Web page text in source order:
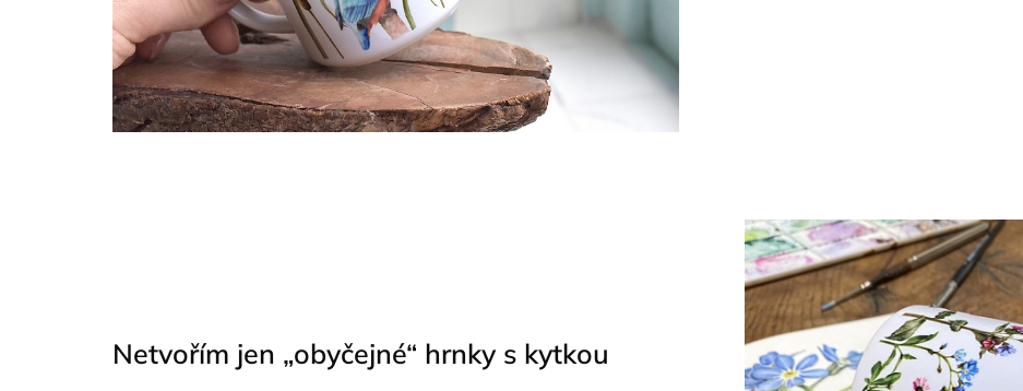
Netvořím jen „obyčejné“ hrnky s kytkou